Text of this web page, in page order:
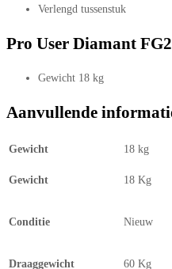
Verlengd tussenstuk
Pro User Diamant
Gewicht 18 kg
Aanvullende
Gewicht 18 kg
Gewicht 18 Kg
Conditie Nieuw
Draaggewicht 60 Kg